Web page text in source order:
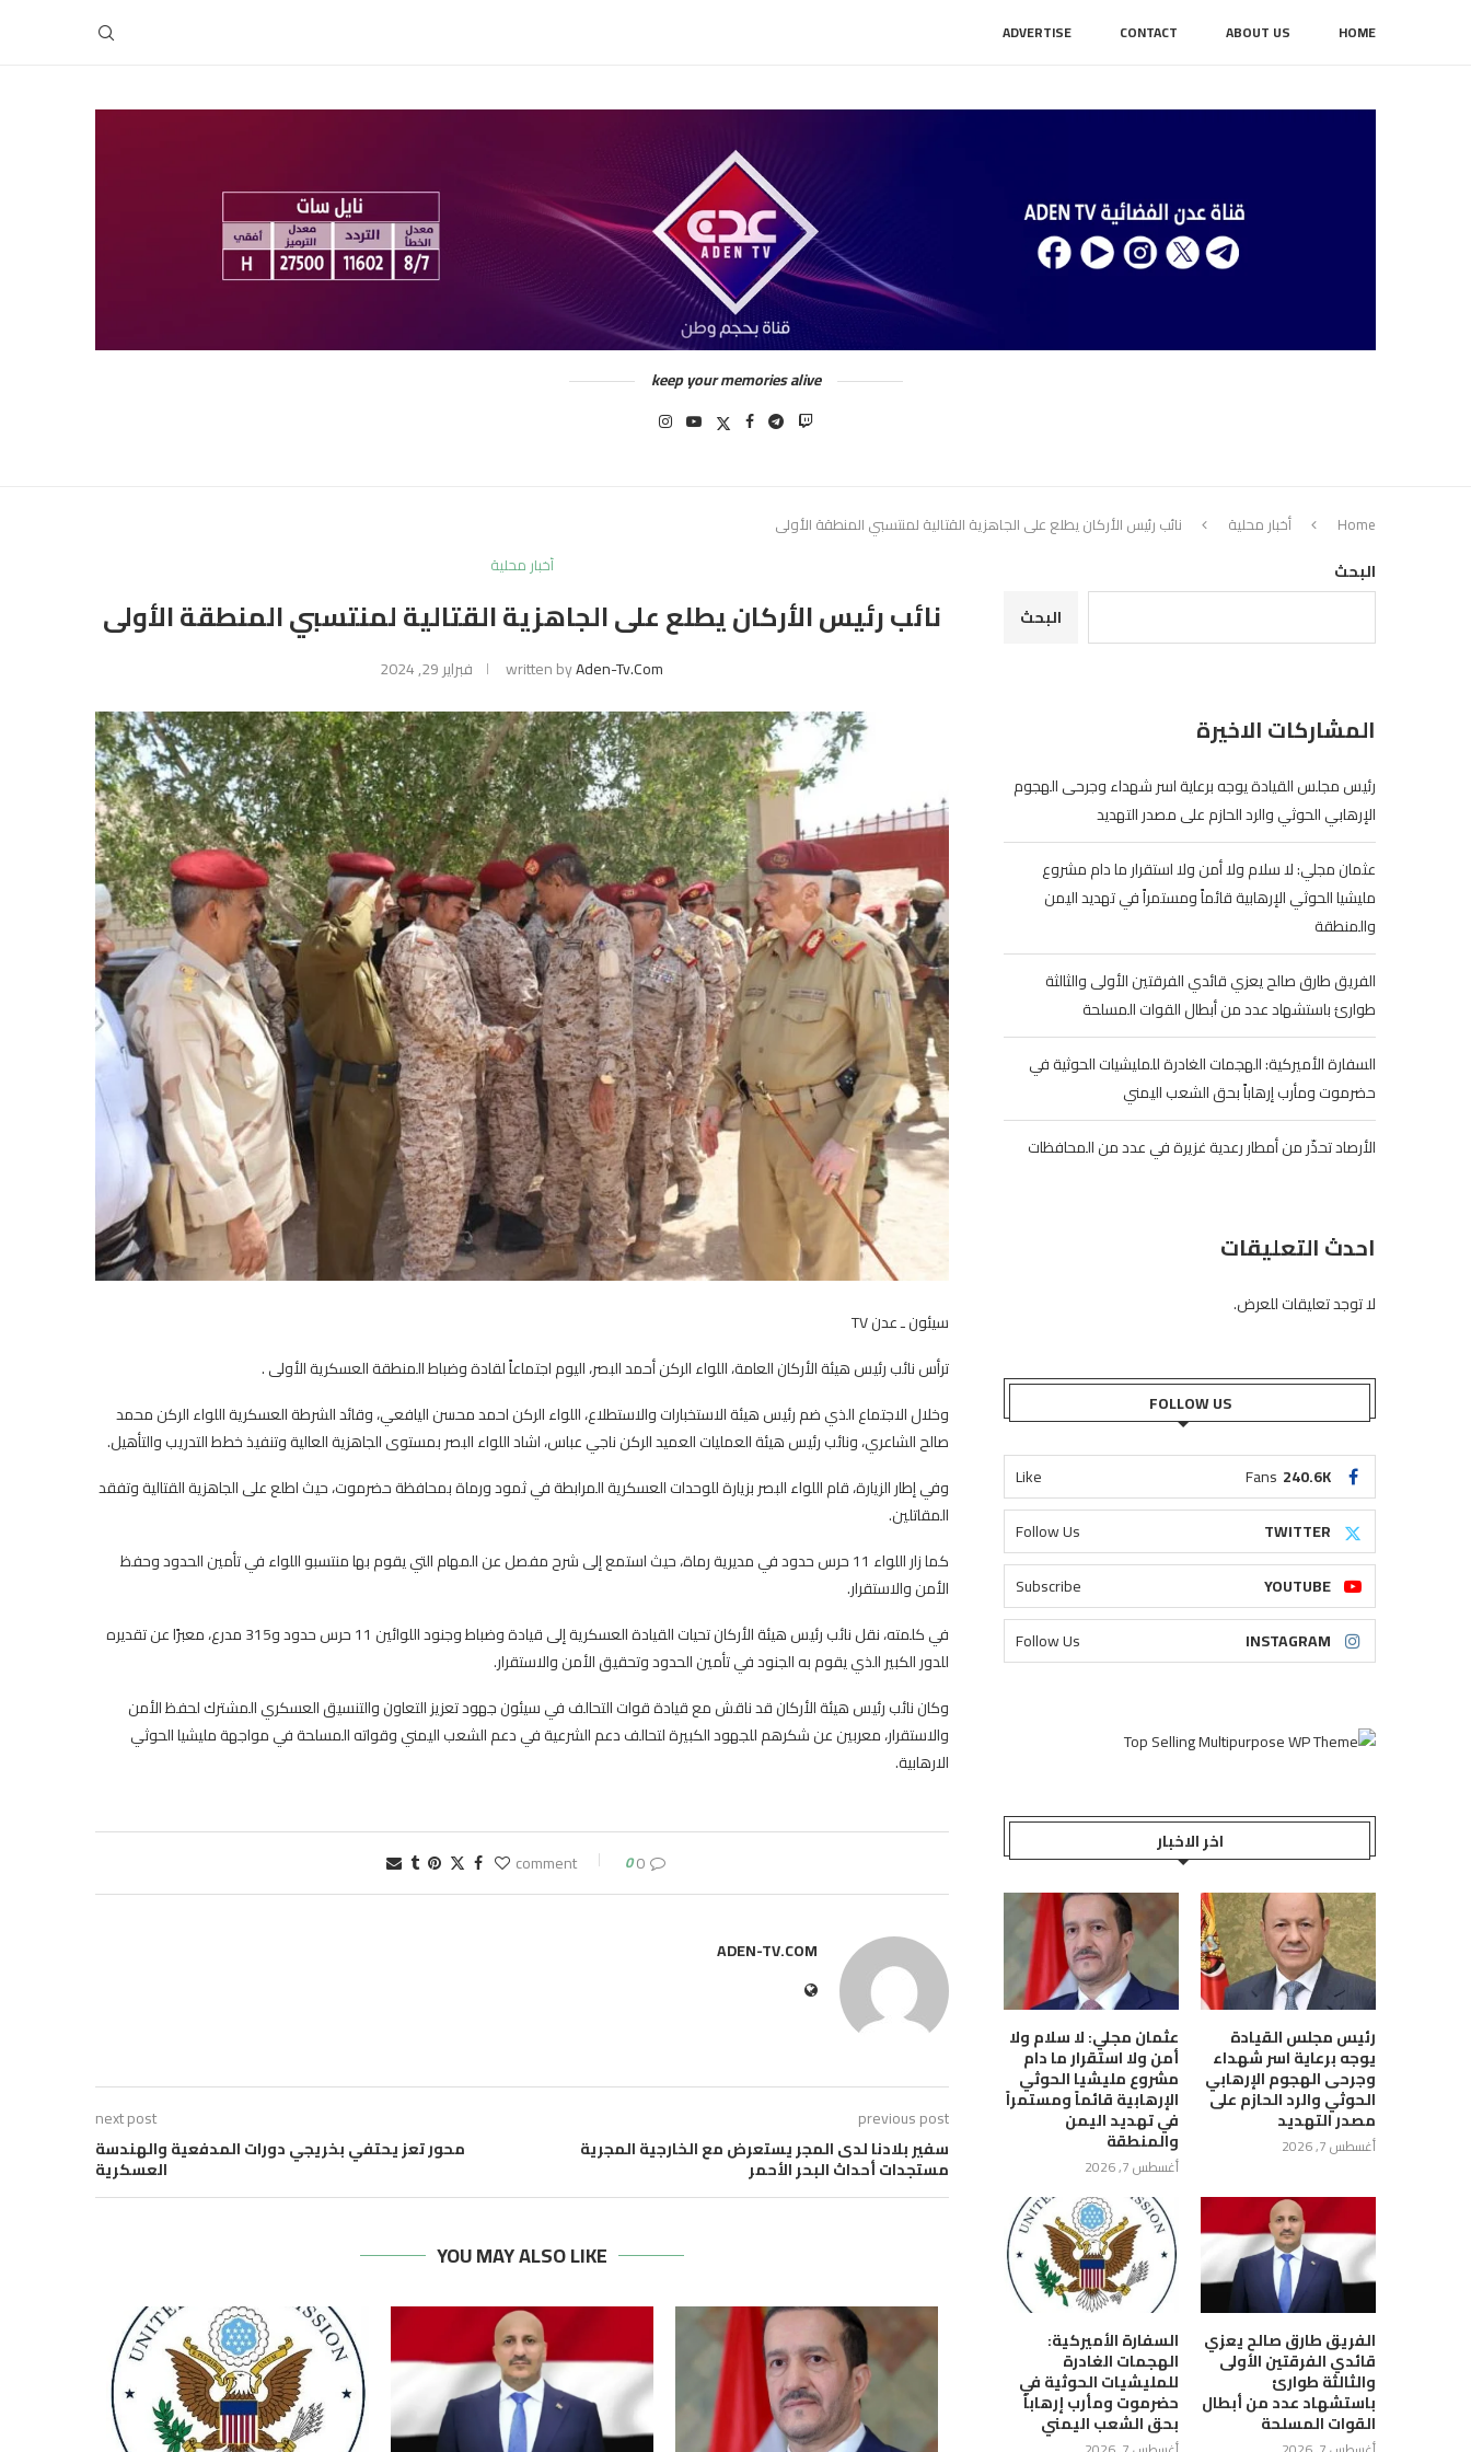
HOME
ABOUT US
CONTACT
ADVERTISE
keep your memories alive
Home أخبار محلية
نائب رئيس الأركان يطلع على الجاهزية القتالية لمنتسبي المنطقة الأولى
أخبار محلية
نائب رئيس الأركان يطلع على الجاهزية القتالية لمنتسبي المنطقة الأولى
written byAden-Tv.com فبراير 29, 2024
سيئون ـ عدن TV
ترأس نائب رئيس هيئة الأركان العامة، اللواء الركن أحمد البصر، اليوم اجتماعاً لقادة وضباط المنطقة العسكرية الأولى .
وخلال الاجتماع الذي ضم رئيس هيئة الاستخبارات والاستطلاع، اللواء الركن احمد محسن اليافعي، وقائد الشرطة العسكرية اللواء الركن محمد
صالح الشاعري، ونائب رئيس هيئة العمليات العميد الركن ناجي عباس، اشاد اللواء البصر بمستوى الجاهزية العالية وتنفيذ خطط التدريب والتأهيل.
وفي إطار الزيارة، قام اللواء البصر بزيارة للوحدات العسكرية المرابطة في ثمود ورماة بمحافظة حضرموت، حيث اطلع على الجاهزية القتالية وتفقد
المقاتلين.
كما زار اللواء 11 حرس حدود في مديرية رماة، حيث استمع إلى شرح مفصل عن المهام التي يقوم بها منتسبو اللواء في تأمين الحدود وحفظ
الأمن والاستقرار.
في كلمته، نقل نائب رئيس هيئة الأركان تحيات القيادة العسكرية إلى قيادة وضباط وجنود اللوائين 11 حرس حدود و315 مدرع، معبرًا عن تقديره
للدور الكبير الذي يقوم به الجنود في تأمين الحدود وتحقيق الأمن والاستقرار.
وكان نائب رئيس هيئة الأركان قد ناقش مع قيادة قوات التحالف في سيئون جهود تعزيز التعاون والتنسيق العسكري المشترك لحفظ الأمن
والاستقرار، معربين عن شكرهم للجهود الكبيرة لتحالف دعم الشرعية في دعم الشعب اليمني وقواته المسلحة في مواجهة مليشيا الحوثي
الارهابية.
0 comment
0
ADEN-TV.COM
previous post
سفير بلادنا لدى المجر يستعرض مع الخارجية المجرية
مستجدات أحداث البحر الأحمر
next post
محور تعز يحتفي بخريجي دورات المدفعية والهندسة
العسكرية
YOU MAY ALSO LIKE
البحث
البحث
المشاركات الاخيرة
رئيس مجلس القيادة يوجه برعاية اسر شهداء وجرحى الهجوم
الإرهابي الحوثي والرد الحازم على مصدر التهديد
عثمان مجلي: لا سلام ولا أمن ولا استقرار ما دام مشروع
مليشيا الحوثي الإرهابية قائماً ومستمراً في تهديد اليمن
والمنطقة
الفريق طارق صالح يعزي قائدي الفرقتين الأولى والثالثة
طوارئ باستشهاد عدد من أبطال القوات المسلحة
السفارة الأميركية: الهجمات الغادرة للمليشيات الحوثية في
حضرموت ومأرب إرهاباً بحق الشعب اليمني
الأرصاد تحذّر من أمطار رعدية غزيرة في عدد من المحافظات
احدث التعليقات
لا توجد تعليقات للعرض.
FOLLOW US
240.6K
Fans
Like
TWITTER
Follow Us
YOUTUBE
Subscribe
INSTAGRAM
Follow Us
اخر الاخبار
رئيس مجلس القيادة
يوجه برعاية اسر شهداء
وجرحى الهجوم الإرهابي
الحوثي والرد الحازم على
مصدر التهديد
أغسطس 7, 2026
عثمان مجلي: لا سلام ولا
أمن ولا استقرار ما دام
مشروع مليشيا الحوثي
الإرهابية قائماً ومستمراً
في تهديد اليمن
والمنطقة
أغسطس 7, 2026
الفريق طارق صالح يعزي
قائدي الفرقتين الأولى
والثالثة طوارئ
باستشهاد عدد من أبطال
القوات المسلحة
السفارة الأميركية:
الهجمات الغادرة
للمليشيات الحوثية في
حضرموت ومأرب إرهاباً
بحق الشعب اليمني